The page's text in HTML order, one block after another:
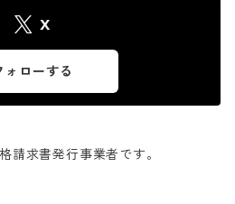
X
ォローする
請求書発行事業者です。